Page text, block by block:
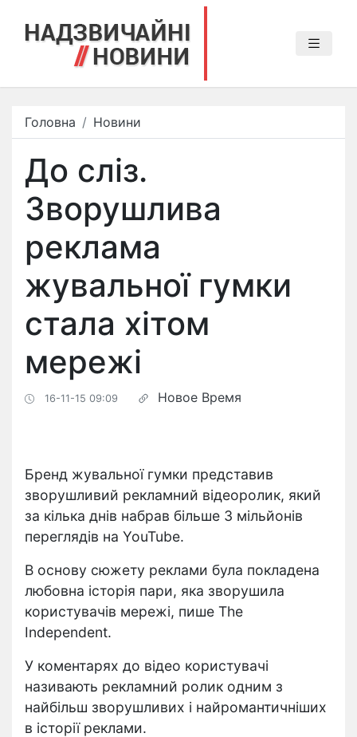
Головна Новини
До сліз.
Зворушлива
реклама
жувальної гумки
стала хітом
мережі
16-11-15 09:09 Новое Время
Бренд жувальної гумки представив
зворушливий рекламний відеоролик, який
за кілька днів набрав більше 3 мільйонів
переглядів на YouTube.
В основу сюжету реклами була покладена
любовна історія пари, яка зворушила
користувачів мережі, пише The
Independent.
У коментарях до відео користувачі
називають рекламний ролик одним з
найбільш зворушливих і найромантичніших
в історії реклами.